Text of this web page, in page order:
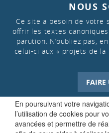
En poursuivant votre
l’utilisation de cookies pour
avancées et permettre de
NOUS
Ce site a besoin de votre
offrir les textes
parution. N’oubliez pas,
celui-ci aux « projets de
FAIRE